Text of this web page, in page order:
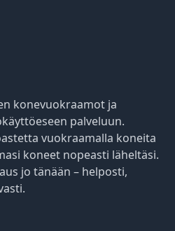
konevuokraamot ja
palveluun.
vuokraamalla koneita
koneet nopeasti läheltäsi.
jo tänään – helposti,